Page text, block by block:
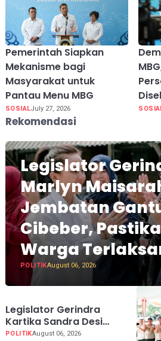
Pemerintah Siapkan
Mekanisme bagi
Masyarakat untuk
Pantau Menu MBG
SOSIALJuly 27, 2026
Rekomendasi
Legislator
Marlyn
Jembatan
Cibeber,
Warga
POLITIKAugust 06, 2026
Legislator Gerindra
Kartika Sandra Desi
Dorong UMKM Palembang
POLITIKAugust 06, 2026